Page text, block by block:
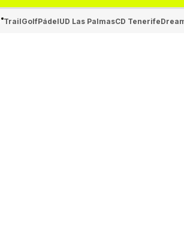
TrailGolfPádelUD Las PalmasCD Tenerife